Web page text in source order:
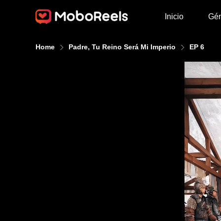
Inicio
Home Padre, Tu Reino Será Mi Imperio EP 6